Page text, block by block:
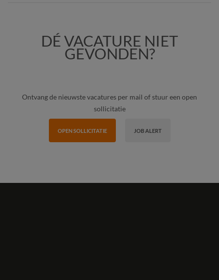
DÉ VACATURE NIET
GEVONDEN?
Ontvang de nieuwste vacatures per mail of stuur een open
sollicitatie
OPEN SOLLICITATIE JOB ALERT